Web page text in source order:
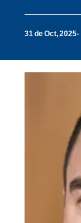
31 de Oct, 2025